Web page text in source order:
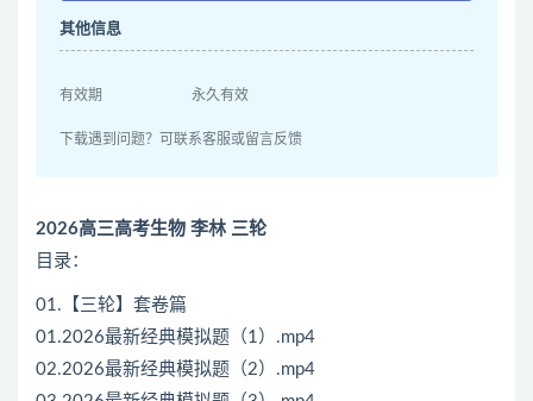
其他信息
有效期 永久有效
下载遇到问题？可联系客服或留言反馈
2026高三高考生物 李林 三轮
目录：
01.【三轮】套卷篇
01.2026最新经典模拟题（1）.mp4
02.2026最新经典模拟题（2）.mp4